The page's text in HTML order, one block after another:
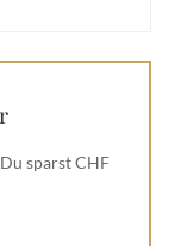
sparst CHF